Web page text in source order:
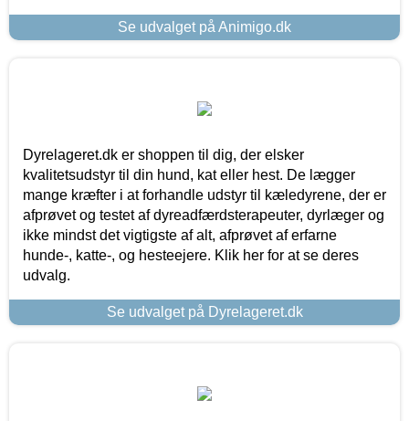
Se udvalget på Animigo.dk
Dyrelageret.dk er shoppen til dig, der elsker
kvalitetsudstyr til din hund, kat eller hest. De lægger
mange kræfter i at forhandle udstyr til kæledyrene, der er
afprøvet og testet af dyreadfærdsterapeuter, dyrlæger og
ikke mindst det vigtigste af alt, afprøvet af erfarne
hunde-, katte-, og hesteejere. Klik her for at se deres
udvalg.
Se udvalget på Dyrelageret.dk